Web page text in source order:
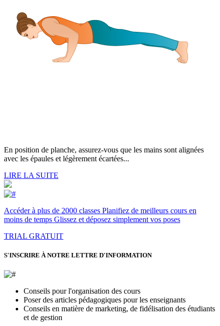
En position de planche, assurez-vous que les mains sont alignées
avec les épaules et légèrement écartées...
LIRE LA SUITE
Accéder à plus de 2000 classes Planifiez de meilleurs cours en
moins de temps Glissez et déposez simplement vos poses
TRIAL GRATUIT
S'INSCRIRE À NOTRE LETTRE D'INFORMATION
Conseils pour l'organisation des cours
Poser des articles pédagogiques pour les enseignants
Conseils en matière de marketing, de fidélisation des étudiants
et de gestion